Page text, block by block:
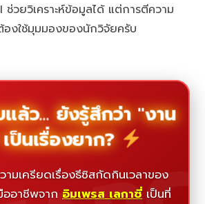
ช่วยวิเคราะห์ข้อมูลได้ แต่การตีความ
องใช้มุมมองของนักวิจัยครับ
ล้ว... ยังรู้สึกว่า "งาน
ป็นเรื่องยาก?
ามเครียดเรื่องธีซิสกัดกินเวลาของ
อาชีพจาก อิมเพรส เลกาซี่ เป็นที่